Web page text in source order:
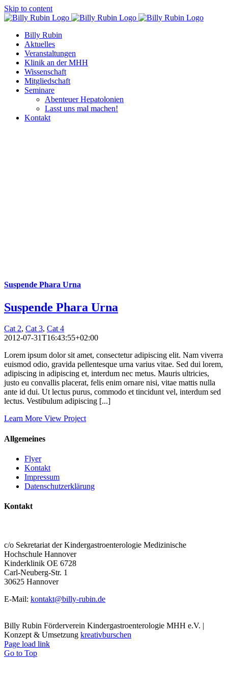
Skip to content
Billy Rubin
Aktuelles
Veranstaltungen
Klinik an der MHH
Wissenschaft
Mitgliedschaft
Seminare
Abenteuer Hepatolonien
Lasst uns mal machen!
Kontakt
Suspende Phara Urna
Suspende Phara Urna
Cat 2, Cat 3, Cat 4
2012-07-31T16:43:55+02:00
Lorem ipsum dolor sit amet, consectetur adipiscing elit. Nam viverra
euismod odio, gravida pellentesque urna varius vitae. Sed dui lorem,
adipiscing in adipiscing et, interdum nec metus. Mauris ultricies,
justo eu convallis placerat, felis enim ornare nisi, vitae mattis nulla
ante id dui. Ut lectus purus, commodo et tincidunt vel, interdum sed
lectus. Vestibulum adipiscing [...]
Learn More View Project
Allgemeines
Flyer
Kontakt
Impressum
Datenschutzerklärung
Kontakt
c/o Sekretariat der Kindergastroenterologie Medizinische
Hochschule Hannover
Kinderklinik OE 6728
Carl-Neuberg-Str. 1
30625 Hannover
E-Mail: kontakt@billy-rubin.de
Billy Rubin Förderverein Kindergastroenterologie MHH e.V. |
Konzept & Umsetzung kreativburschen
Page load link
Go to Top